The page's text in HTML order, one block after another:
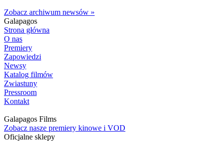
Zobacz archiwum newsów »
Galapagos
Strona główna
O nas
Premiery
Zapowiedzi
Newsy
Katalog filmów
Zwiastuny
Pressroom
Kontakt
Galapagos Films
Zobacz nasze premiery kinowe i VOD
Oficjalne sklepy